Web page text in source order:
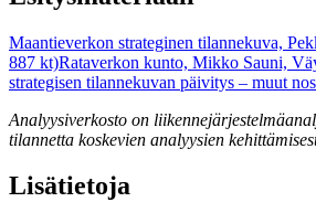
Maantieverkon strateginen tilannekuva,
887 kt)Rataverkon kunto, Mikko Sauni,
strategisen tilannekuvan päivitys – muut
Analyysiverkosto on
tilannetta koskevien analyysien
Lisätietoja